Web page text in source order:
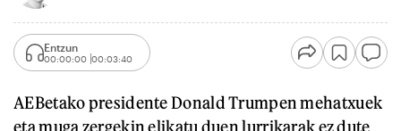
Entzun
00:00:00 00:03:40
AEBetako presidente Donald Trumpen mehatxuek
eta muga zergekin elikatu duen lurrikarak ez dute